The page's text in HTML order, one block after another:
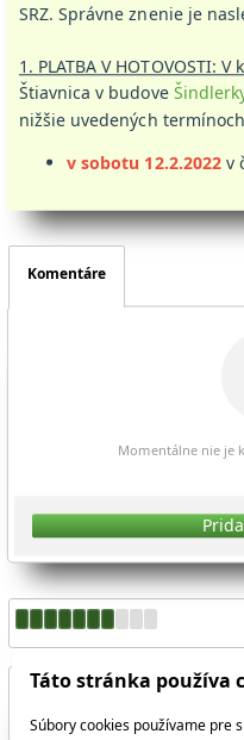
Zdieľať
SRZ. Správne znenie je
1. PLATBA V HOTOVOSTI:
Štiavnica v budove
nižšie uvedených
v sobotu 12.2.2022v
Komentáre
Momentálne nie je
Táto stránka používa
Súbory cookies používame pre